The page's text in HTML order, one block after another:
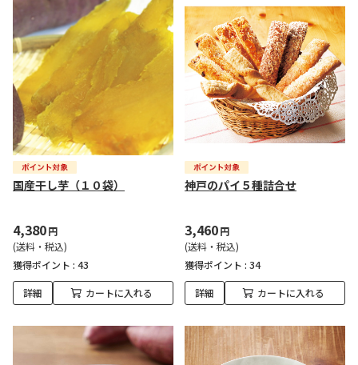
国産干し芋（１０袋）
4,380円
(送料・税込)
獲得ポイント : 43
詳細 カートに入れる
神戸のパイ５種詰合せ
3,460円
(送料・税込)
獲得ポイント : 34
詳細 カートに入れる